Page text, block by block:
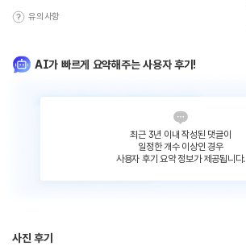
유의사항
AI가 빠르게 요약해주는 사용자 후기!
최근 3년 이내 작성된 댓글이
일정한 개수 이상인 경우
사용자 후기 요약 정보가 제공됩니다.
사진 후기